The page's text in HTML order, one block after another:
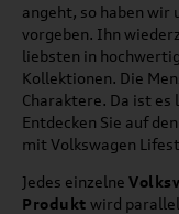
angeht, so haben wir
vorgeben. Ihn
liebsten in
Kollektionen. Die
Charaktere. Da ist es
Entdecken Sie auf
mit Volkswagen
Jedes einzelne
Produkt wird